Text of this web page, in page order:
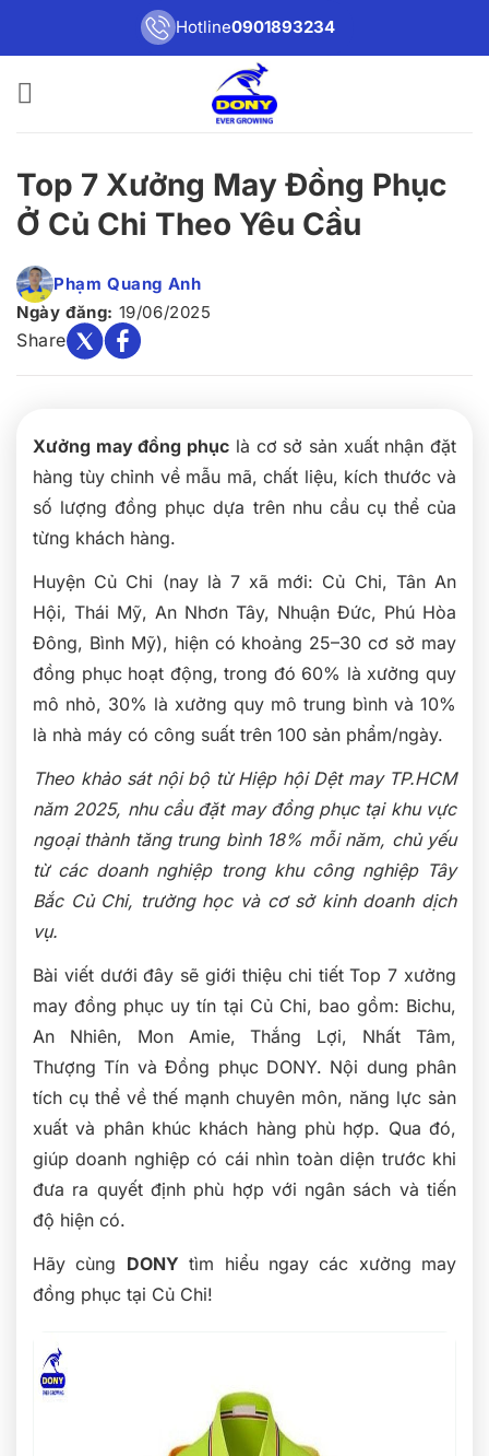
Hotline0901893234
Top 7 Xưởng May Đồng Phục
Ở Củ Chi Theo Yêu Cầu
Phạm Quang Anh
Ngày đăng: 19/06/2025
Share
Xưởng may đồng phục là cơ sở sản xuất nhận đặt
hàng tùy chỉnh về mẫu mã, chất liệu, kích thước và
số lượng đồng phục dựa trên nhu cầu cụ thể của
từng khách hàng.
Huyện Củ Chi (nay là 7 xã mới: Củ Chi, Tân An
Hội, Thái Mỹ, An Nhơn Tây, Nhuận Đức, Phú Hòa
Đông, Bình Mỹ), hiện có khoảng 25–30 cơ sở may
đồng phục hoạt động, trong đó 60% là xưởng quy
mô nhỏ, 30% là xưởng quy mô trung bình và 10%
là nhà máy có công suất trên 100 sản phẩm/ngày.
Theo khảo sát nội bộ từ Hiệp hội Dệt may TP.HCM
năm 2025, nhu cầu đặt may đồng phục tại khu vực
ngoại thành tăng trung bình 18% mỗi năm, chủ yếu
từ các doanh nghiệp trong khu công nghiệp Tây
Bắc Củ Chi, trường học và cơ sở kinh doanh dịch
vụ.
Bài viết dưới đây sẽ giới thiệu chi tiết Top 7 xưởng
may đồng phục uy tín tại Củ Chi, bao gồm: Bichu,
An Nhiên, Mon Amie, Thắng Lợi, Nhất Tâm,
Thượng Tín và Đồng phục DONY. Nội dung phân
tích cụ thể về thế mạnh chuyên môn, năng lực sản
xuất và phân khúc khách hàng phù hợp. Qua đó,
giúp doanh nghiệp có cái nhìn toàn diện trước khi
đưa ra quyết định phù hợp với ngân sách và tiến
độ hiện có.
Hãy cùng DONY tìm hiểu ngay các xưởng may
đồng phục tại Củ Chi!